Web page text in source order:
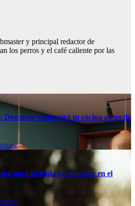
y principal redactor de
los perros y el café caliente por las
Descubre cómo será tu cocina antes de
para tu boda (y no morir en el